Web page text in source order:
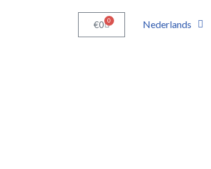
€0 0 Nederlands